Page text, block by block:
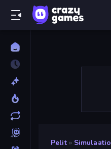
Pelit » Simulaatio